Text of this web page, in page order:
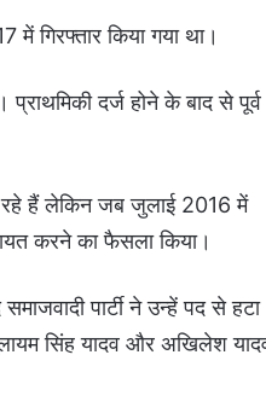
गिरफ्तार किया गया था।
दर्ज होने के बाद से पूर्व
रहे हैं लेकिन जब जुलाई 2016 में
करने का फैसला किया।
पार्टी ने उन्हें पद से हटा
सिंह यादव और अखिलेश